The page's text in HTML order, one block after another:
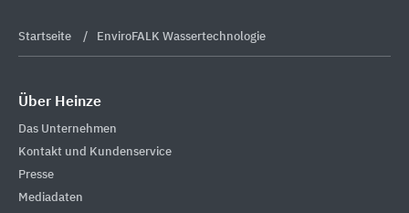
Startseite EnviroFALK Wassertechnologie
Über Heinze
Das Unternehmen
Kontakt und Kundenservice
Presse
Mediadaten